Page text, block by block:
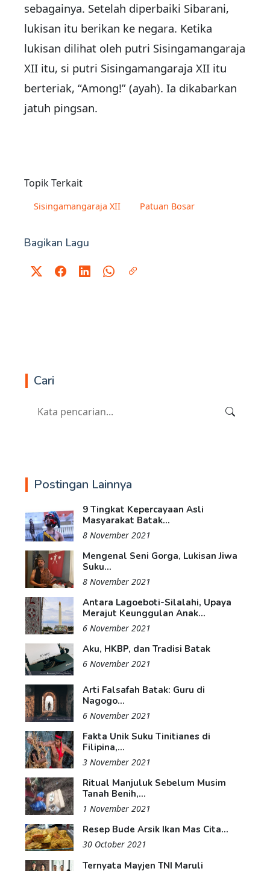
sebagainya. Setelah diperbaiki Sibarani,
lukisan itu berikan ke negara. Ketika
lukisan dilihat oleh putri Sisingamangaraja
XII itu, si putri Sisingamangaraja XII itu
berteriak, “Among!” (ayah). Ia dikabarkan
jatuh pingsan.
Topik Terkait
Sisingamangaraja XII Patuan Bosar
Bagikan Lagu
Cari
Postingan Lainnya
9 Tingkat Kepercayaan Asli
Masyarakat Batak...
8 November 2021
Mengenal Seni Gorga, Lukisan Jiwa
Suku...
8 November 2021
Antara Lagoeboti-Silalahi, Upaya
Merajut Keunggulan Anak...
6 November 2021
Aku, HKBP, dan Tradisi Batak
6 November 2021
Arti Falsafah Batak: Guru di
Nagogo...
6 November 2021
Fakta Unik Suku Tinitianes di
Filipina,...
3 November 2021
Ritual Manjuluk Sebelum Musim
Tanah Benih,...
1 November 2021
Resep Bude Arsik Ikan Mas Cita...
30 October 2021
Ternyata Mayjen TNI Maruli